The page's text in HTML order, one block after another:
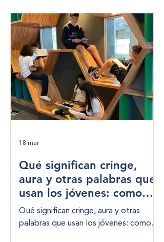
Qué significan cringe,
aura y otras palabras que
usan los jóvenes: como
padres, ¿hay que
preocuparse?
Qué significan cringe, aura y otras
palabras que usan los jóvenes: como
18 mar